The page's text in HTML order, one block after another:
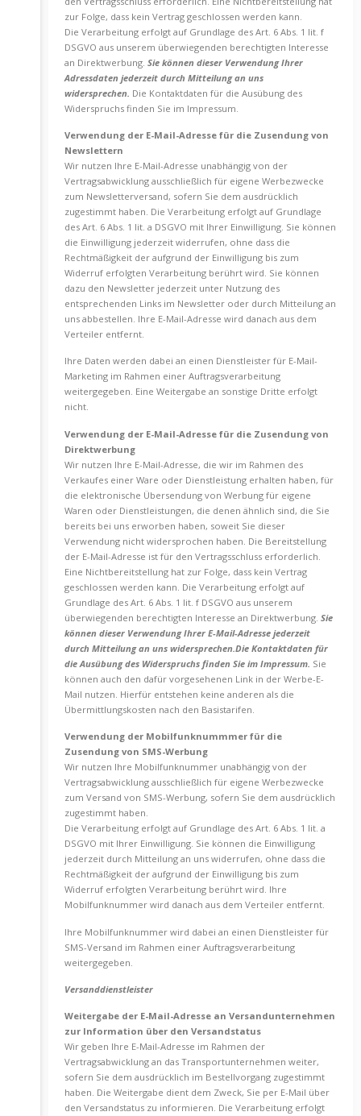
zur Folge, dass kein Vertrag geschlossen werden kann.
Die Verarbeitung erfolgt auf Grundlage des Art. 6 Abs. 1 lit. f
DSGVO aus unserem überwiegenden berechtigten Interesse
an Direktwerbung. Sie können dieser Verwendung Ihrer
Adressdaten jederzeit durch Mitteilung an uns
widersprechen. Die Kontaktdaten für die Ausübung des
Widerspruchs finden Sie im Impressum.
Verwendung der E-Mail-Adresse für die Zusendung von
Newslettern
Wir nutzen Ihre E-Mail-Adresse unabhängig von der
Vertragsabwicklung ausschließlich für eigene Werbezwecke
zum Newsletterversand, sofern Sie dem ausdrücklich
zugestimmt haben. Die Verarbeitung erfolgt auf Grundlage
des Art. 6 Abs. 1 lit. a DSGVO mit Ihrer Einwilligung. Sie können
die Einwilligung jederzeit widerrufen, ohne dass die
Rechtmäßigkeit der aufgrund der Einwilligung bis zum
Widerruf erfolgten Verarbeitung berührt wird. Sie können
dazu den Newsletter jederzeit unter Nutzung des
entsprechenden Links im Newsletter oder durch Mitteilung an
uns abbestellen. Ihre E-Mail-Adresse wird danach aus dem
Verteiler entfernt.
Ihre Daten werden dabei an einen Dienstleister für E-Mail-
Marketing im Rahmen einer Auftragsverarbeitung
weitergegeben. Eine Weitergabe an sonstige Dritte erfolgt
nicht.
Verwendung der E-Mail-Adresse für die Zusendung von
Direktwerbung
Wir nutzen Ihre E-Mail-Adresse, die wir im Rahmen des
Verkaufes einer Ware oder Dienstleistung erhalten haben, für
die elektronische Übersendung von Werbung für eigene
Waren oder Dienstleistungen, die denen ähnlich sind, die Sie
bereits bei uns erworben haben, soweit Sie dieser
Verwendung nicht widersprochen haben. Die Bereitstellung
der E-Mail-Adresse ist für den Vertragsschluss erforderlich.
Eine Nichtbereitstellung hat zur Folge, dass kein Vertrag
geschlossen werden kann. Die Verarbeitung erfolgt auf
Grundlage des Art. 6 Abs. 1 lit. f DSGVO aus unserem
überwiegenden berechtigten Interesse an Direktwerbung. Sie
können dieser Verwendung Ihrer E-Mail-Adresse jederzeit
durch Mitteilung an uns widersprechen.Die Kontaktdaten für
die Ausübung des Widerspruchs finden Sie im Impressum. Sie
können auch den dafür vorgesehenen Link in der Werbe-E-
Mail nutzen. Hierfür entstehen keine anderen als die
Übermittlungskosten nach den Basistarifen.
Verwendung der Mobilfunknummmer für die
Zusendung von SMS-Werbung
Wir nutzen Ihre Mobilfunknummer unabhängig von der
Vertragsabwicklung ausschließlich für eigene Werbezwecke
zum Versand von SMS-Werbung, sofern Sie dem ausdrücklich
zugestimmt haben.
Die Verarbeitung erfolgt auf Grundlage des Art. 6 Abs. 1 lit. a
DSGVO mit Ihrer Einwilligung. Sie können die Einwilligung
jederzeit durch Mitteilung an uns widerrufen, ohne dass die
Rechtmäßigkeit der aufgrund der Einwilligung bis zum
Widerruf erfolgten Verarbeitung berührt wird. Ihre
Mobilfunknummer wird danach aus dem Verteiler entfernt.
Ihre Mobilfunknummer wird dabei an einen Dienstleister für
SMS-Versand im Rahmen einer Auftragsverarbeitung
weitergegeben.
Versanddienstleister
Weitergabe der E-Mail-Adresse an Versandunternehmen
zur Information über den Versandstatus
Wir geben Ihre E-Mail-Adresse im Rahmen der
Vertragsabwicklung an das Transportunternehmen weiter,
sofern Sie dem ausdrücklich im Bestellvorgang zugestimmt
haben. Die Weitergabe dient dem Zweck, Sie per E-Mail über
den Versandstatus zu informieren. Die Verarbeitung erfolgt